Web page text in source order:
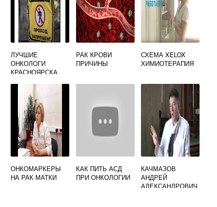
ЛУЧШИЕ
ОНКОЛОГИ
КРАСНОЯРСКА
РАК КРОВИ
ПРИЧИНЫ
СХЕМА XELOX
ХИМИОТЕРАПИЯ
ОНКОМАРКЕРЫ
НА РАК МАТКИ
КАК ПИТЬ АСД
ПРИ ОНКОЛОГИИ
КАЧМАЗОВ
АНДРЕЙ
АЛЕКСАНДРОВИЧ